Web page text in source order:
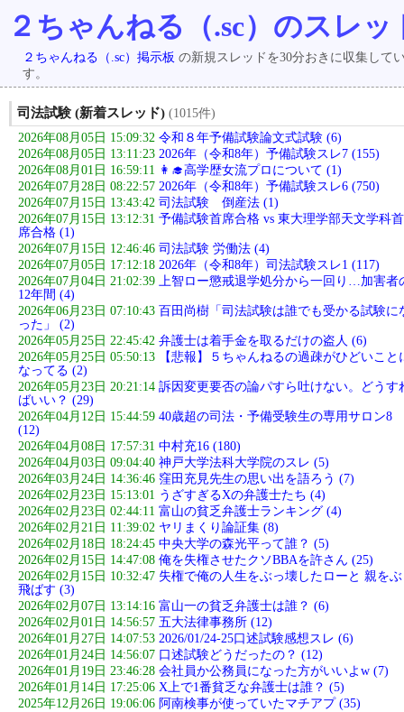
２ちゃんねる（.sc）のスレッ
２ちゃんねる（.sc）掲示板 の新規スレッドを30分おきに収集して
す。
司法試験 (新着スレッド) (1015件)
2026年08月05日 15:09:32 令和８年予備試験論文式試験 (6)
2026年08月05日 13:11:23 2026年（令和8年）予備試験スレ7 (155)
2026年08月01日 16:59:11 👩‍🎓高学歴女流プロについて (1)
2026年07月28日 08:22:57 2026年（令和8年）予備試験スレ6 (750)
2026年07月15日 13:43:42 司法試験 倒産法 (1)
2026年07月15日 13:12:31 予備試験首席合格 vs 東大理学部天文学科首
席合格 (1)
2026年07月15日 12:46:46 司法試験 労働法 (4)
2026年07月05日 17:12:18 2026年（令和8年）司法試験スレ1 (117)
2026年07月04日 21:02:39 上智ロー懲戒退学処分から一回り…加害者
12年間 (4)
2026年06月23日 07:10:43 百田尚樹「司法試験は誰でも受かる試験に
った」 (2)
2026年05月25日 22:45:42 弁護士は着手金を取るだけの盗人 (6)
2026年05月25日 05:50:13
【悲報】５ちゃんねるの過疎がひどいこと
なってる (2)
2026年05月23日 20:21:14 訴因変更要否の論パすら吐けない。どうす
ばいい？ (29)
2026年04月12日 15:44:59 40歳超の司法・予備受験生の専用サロン8
(12)
2026年04月08日 17:57:31 中村充16 (180)
2026年04月03日 09:04:40 神戸大学法科大学院のスレ (5)
2026年03月24日 14:36:46 窪田充見先生の思い出を語ろう (7)
2026年02月23日 15:13:01 うざすぎるXの弁護士たち (4)
2026年02月23日 02:44:11 富山の貧乏弁護士ランキング (4)
2026年02月21日 11:39:02 ヤリまくり論証集 (8)
2026年02月18日 18:24:45 中央大学の森光平って誰？ (5)
2026年02月15日 14:47:08 俺を失権させたクソBBAを許さん (25)
2026年02月15日 10:32:47 失権で俺の人生をぶっ壊したローと 親を
飛ばす (3)
2026年02月07日 13:14:16 富山一の貧乏弁護士は誰？ (6)
2026年02月01日 14:56:57 五大法律事務所 (12)
2026年01月27日 14:07:53 2026/01/24-25口述試験感想スレ (6)
2026年01月24日 14:56:07 口述試験どうだったの？ (12)
2026年01月19日 23:46:28 会社員か公務員になった方がいいよw (7)
2026年01月14日 17:25:06 X上で1番貧乏な弁護士は誰？ (5)
2025年12月26日 19:06:06 阿南検事が使っていたマチアプ (35)